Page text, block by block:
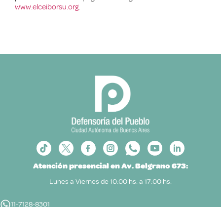
www.elceiborsu.org.
Atención presencial en Av. Belgrano 673:
Lunes a Viernes de 10:00 hs. a 17:00 hs.
11-7128-8301